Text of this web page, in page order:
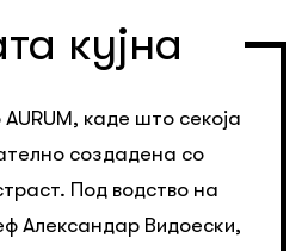
кујна
каде што секоја
создадена со
Под водство на
Александар Видоески,